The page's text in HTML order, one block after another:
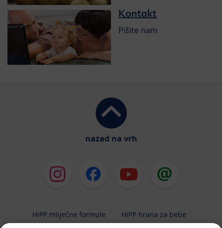
Kontakt
Pišite nam
nazad na vrh
HiPP mliječne formule
HiPP hrana za bebe